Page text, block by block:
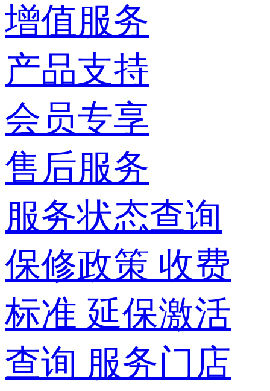
增值服务
产品支持
会员专享
售后服务
服务状态查询
保修政策 收费
标准 延保激活
查询 服务门店